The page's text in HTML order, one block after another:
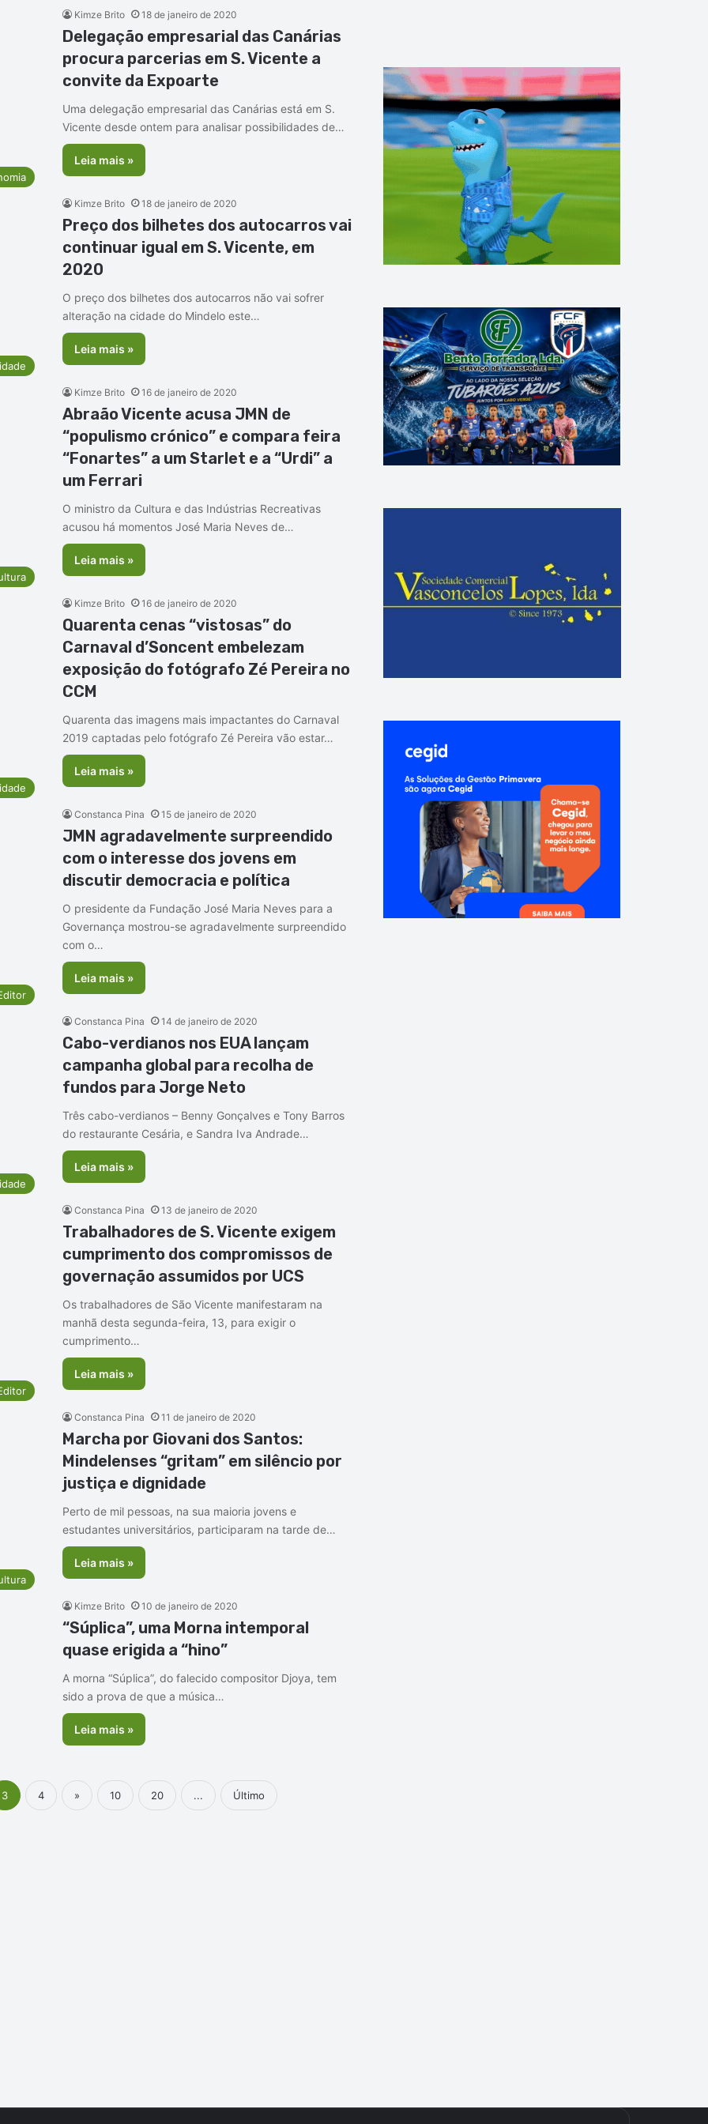
Kimze Brito 18 de janeiro de 2020
Delegação empresarial das Canárias
procura parcerias em S. Vicente a
convite da Expoarte
Uma delegação empresarial das Canárias está em S.
Vicente desde ontem para analisar possibilidades de…
Leia mais »
Kimze Brito 18 de janeiro de 2020
Preço dos bilhetes dos autocarros vai
continuar igual em S. Vicente, em
2020
O preço dos bilhetes dos autocarros não vai sofrer
alteração na cidade do Mindelo este…
Leia mais »
Kimze Brito 16 de janeiro de 2020
Abraão Vicente acusa JMN de
“populismo crónico” e compara feira
“Fonartes” a um Starlet e a “Urdi” a
um Ferrari
O ministro da Cultura e das Indústrias Recreativas
acusou há momentos José Maria Neves de…
Leia mais »
Kimze Brito 16 de janeiro de 2020
Quarenta cenas “vistosas” do
Carnaval d’Soncent embelezam
exposição do fotógrafo Zé Pereira no
CCM
Quarenta das imagens mais impactantes do Carnaval
2019 captadas pelo fotógrafo Zé Pereira vão estar…
Leia mais »
Constanca Pina 15 de janeiro de 2020
JMN agradavelmente surpreendido
com o interesse dos jovens em
discutir democracia e política
O presidente da Fundação José Maria Neves para a
Governança mostrou-se agradavelmente surpreendido
com o…
Leia mais »
Constanca Pina 14 de janeiro de 2020
Cabo-verdianos nos EUA lançam
campanha global para recolha de
fundos para Jorge Neto
Três cabo-verdianos – Benny Gonçalves e Tony Barros
do restaurante Cesária, e Sandra Iva Andrade…
Leia mais »
Constanca Pina 13 de janeiro de 2020
Trabalhadores de S. Vicente exigem
cumprimento dos compromissos de
governação assumidos por UCS
Os trabalhadores de São Vicente manifestaram na
manhã desta segunda-feira, 13, para exigir o
cumprimento…
Leia mais »
Constanca Pina 11 de janeiro de 2020
Marcha por Giovani dos Santos:
Mindelenses “gritam” em silêncio por
justiça e dignidade
Perto de mil pessoas, na sua maioria jovens e
estudantes universitários, participaram na tarde de…
Leia mais »
Kimze Brito 10 de janeiro de 2020
“Súplica”, uma Morna intemporal
quase erigida a “hino”
A morna “Súplica”, do falecido compositor Djoya, tem
sido a prova de que a música…
Leia mais »
3 4 » 10 20 ... Último